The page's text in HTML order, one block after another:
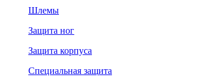
Шлемы
Защита ног
Защита корпуса
Специальная защита